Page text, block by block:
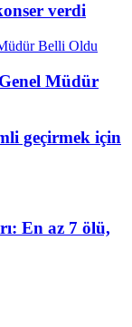
verdi
Müdür
geçirmek için
En az 7 ölü,